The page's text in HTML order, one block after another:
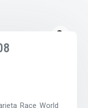
Race World